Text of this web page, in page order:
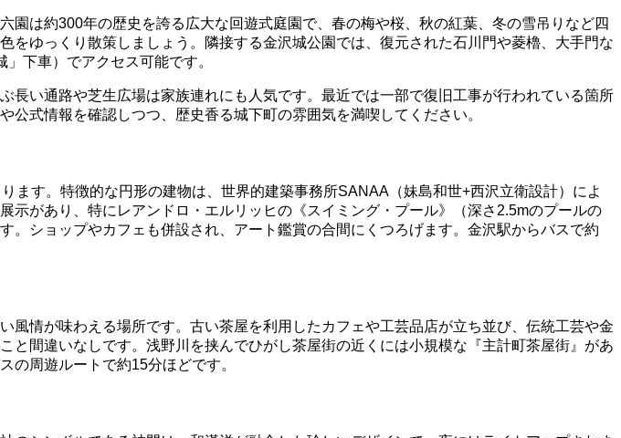
は約300年の歴史を誇る広大な回遊式庭園で、春の梅や桜、秋の紅葉、冬の雪吊りなど四
ゆっくり散策しましょう。隣接する金沢城公園では、復元された石川門や菱櫓、大手門な
下車）でアクセス可能です。
い通路や芝生広場は家族連れにも人気です。最近では一部で復旧工事が行われている箇所
式情報を確認しつつ、歴史香る城下町の雰囲気を満喫してください。
す。特徴的な円形の建物は、世界的建築事務所SANAA（妹島和世+西沢立衛設計）によ
があり、特にレアンドロ・エルリッヒの《スイミング・プール》（深さ2.5mのプールの
ショップやカフェも併設され、アート鑑賞の合間にくつろげます。金沢駅からバスで約
風情が味わえる場所です。古い茶屋を利用したカフェや工芸品店が立ち並び、伝統工芸や金
間違いなしです。浅野川を挟んでひがし茶屋街の近くには小規模な『主計町茶屋街』があ
の周遊ルートで約15分ほどです。